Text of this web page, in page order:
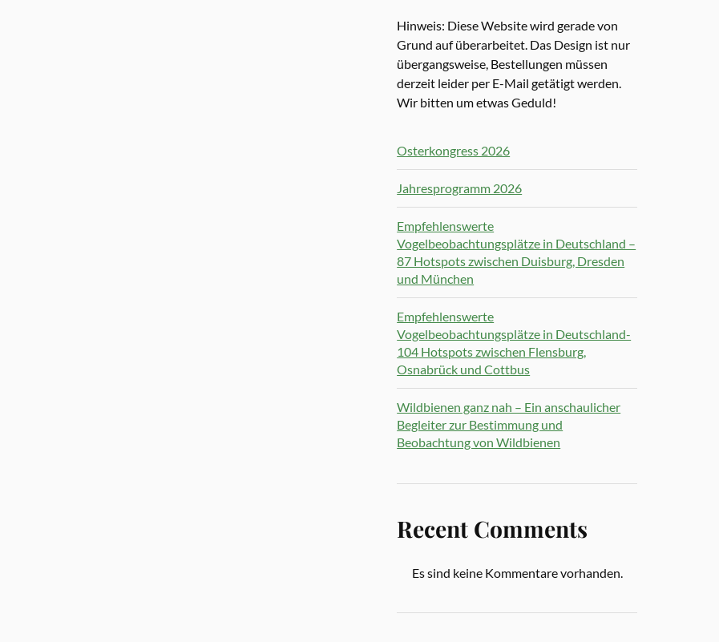
Hinweis: Diese Website wird gerade von
Grund auf überarbeitet. Das Design ist nur
übergangsweise, Bestellungen müssen
derzeit leider per E-Mail getätigt werden.
Wir bitten um etwas Geduld!
Osterkongress 2026
Jahresprogramm 2026
Empfehlenswerte
Vogelbeobachtungsplätze in Deutschland –
87 Hotspots zwischen Duisburg, Dresden
und München
Empfehlenswerte
Vogelbeobachtungsplätze in Deutschland-
104 Hotspots zwischen Flensburg,
Osnabrück und Cottbus
Wildbienen ganz nah – Ein anschaulicher
Begleiter zur Bestimmung und
Beobachtung von Wildbienen
Recent Comments
Es sind keine Kommentare vorhanden.